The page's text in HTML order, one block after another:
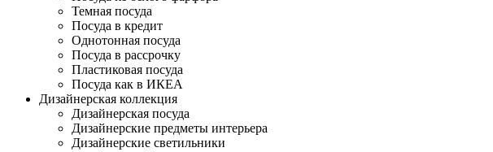
Темная посуда
Посуда в кредит
Однотонная посуда
Посуда в рассрочку
Пластиковая посуда
Посуда как в ИКЕА
Дизайнерская коллекция
Дизайнерская посуда
Дизайнерские предметы интерьера
Дизайнерские светильники